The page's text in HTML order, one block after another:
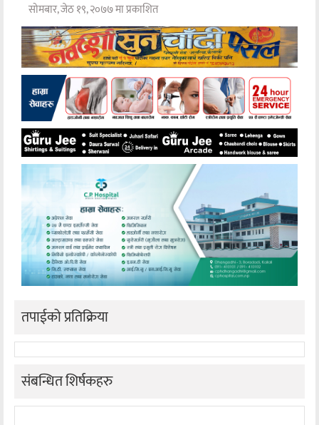
सोमबार, जेठ १९, २०७७ मा प्रकाशित
तपाईको प्रतिक्रिया
संबन्धित शिर्षकहरु